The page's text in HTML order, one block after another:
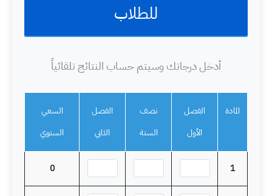
للطلاب
أدخل درجاتك وسيتم حساب النتائج تلقائياً
المادة
الفصل
الأول
نصف
السنة
الفصل
الثاني
السعي
السنوي
1
0